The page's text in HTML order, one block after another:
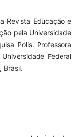
Revista Educação e
pela Universidade
Pólis. Professora
Federal
Brasil.